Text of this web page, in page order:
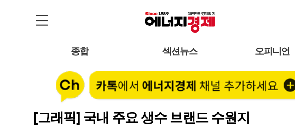
종합 섹션뉴스 오피니언
[그래픽] 국내 주요 생수 브랜드 수원지